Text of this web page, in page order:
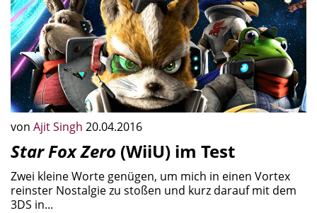
von Ajit Singh 20.04.2016
Star Fox Zero (WiiU) im Test
Zwei kleine Worte genügen, um mich in einen Vortex
reinster Nostalgie zu stoßen und kurz darauf mit dem
3DS in...